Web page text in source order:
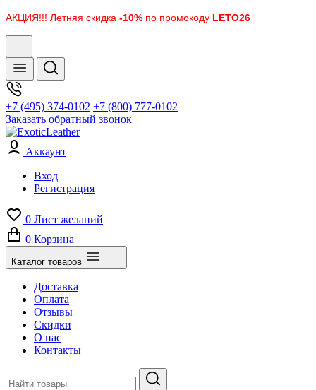
АКЦИЯ!!! Летняя скидка -10% по промокоду LETO26
+7 (495) 374-0102 +7 (800) 777-0102
Заказать обратный звонок
Аккаунт
Вход
Регистрация
0 Лист желаний
0 Корзина
Каталог товаров
Доставка
Оплата
Отзывы
Скидки
О нас
Контакты